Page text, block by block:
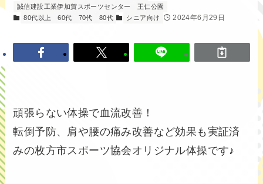
誠信建設工業伊加賀スポーツセンター
王仁公園
80代以上
60代 70代 80代 シニア向け 2024年6月29日
頑張らない体操で血流改善！
転倒予防、肩や腰の痛み改善など効果も実証済
みの枚方市スポーツ協会オリジナル体操です♪